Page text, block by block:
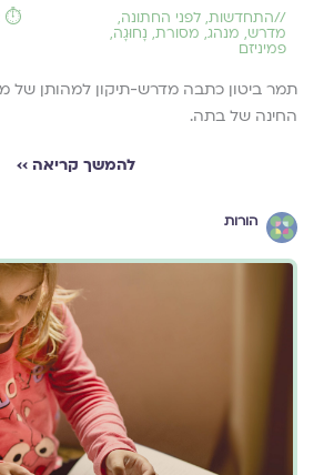
//התחדשות, לפני החתונה,
מדרש, מנהג, מסורת, נָחוּגָה,
פמיניזם
⏱️ 2 דקות קריאה
תמר ביטון כתבה מדרש-תיקון למהותן של
החינה של בתה.
להמשך קריאה ››
הורות